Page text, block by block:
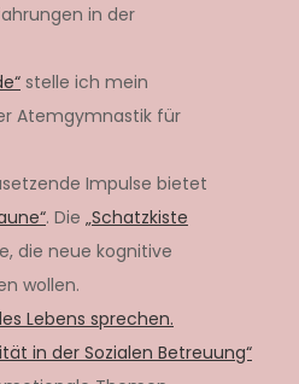
in der
stelle ich mein
Atemgymnastik für
Impulse bietet
. Die „Schatzkiste
die neue kognitive
wollen.
Lebens sprechen.
in der Sozialen Betreuung“